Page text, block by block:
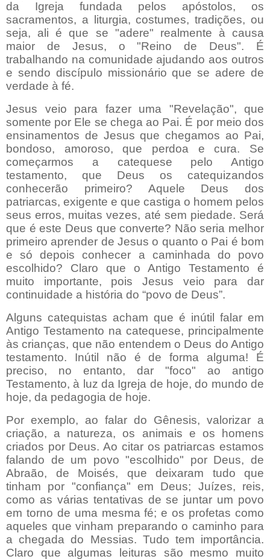
da Igreja fundada pelos apóstolos, os
sacramentos, a liturgia, costumes, tradições, ou
seja, ali é que se "adere" realmente à causa
maior de Jesus, o "Reino de Deus". É
trabalhando na comunidade ajudando aos outros
e sendo discípulo missionário que se adere de
verdade à fé.
Jesus veio para fazer uma "Revelação", que
somente por Ele se chega ao Pai. É por meio dos
ensinamentos de Jesus que chegamos ao Pai,
bondoso, amoroso, que perdoa e cura. Se
começarmos a catequese pelo Antigo
testamento, que Deus os catequizandos
conhecerão primeiro? Aquele Deus dos
patriarcas, exigente e que castiga o homem pelos
seus erros, muitas vezes, até sem piedade. Será
que é este Deus que converte? Não seria melhor
primeiro aprender de Jesus o quanto o Pai é bom
e só depois conhecer a caminhada do povo
escolhido? Claro que o Antigo Testamento é
muito importante, pois Jesus veio para dar
continuidade a história do “povo de Deus”.
Alguns catequistas acham que é inútil falar em
Antigo Testamento na catequese, principalmente
às crianças, que não entendem o Deus do Antigo
testamento. Inútil não é de forma alguma! É
preciso, no entanto, dar "foco" ao antigo
Testamento, à luz da Igreja de hoje, do mundo de
hoje, da pedagogia de hoje.
Por exemplo, ao falar do Gênesis, valorizar a
criação, a natureza, os animais e os homens
criados por Deus. Ao citar os patriarcas estamos
falando de um povo "escolhido" por Deus, de
Abraão, de Moisés, que deixaram tudo que
tinham por "confiança" em Deus; Juízes, reis,
como as várias tentativas de se juntar um povo
em torno de uma mesma fé; e os profetas como
aqueles que vinham preparando o caminho para
a chegada do Messias. Tudo tem importância.
Claro que algumas leituras são mesmo muito